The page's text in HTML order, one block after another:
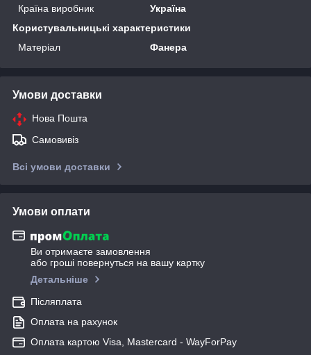
Країна виробник
Україна
Користувальницькі характеристики
Матеріал
Фанера
Умови доставки
Нова Пошта
Самовивіз
Всі умови доставки
Умови оплати
Ви отримаєте замовлення
або гроші повернуться на вашу картку
Детальніше
Післяплата
Оплата на рахунок
Оплата картою Visa, Mastercard - WayForPay